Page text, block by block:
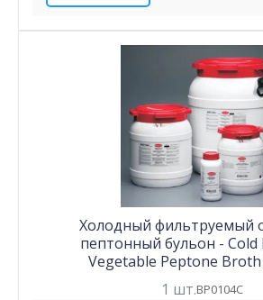
Холодный фильтруемый
пептонный бульон - Cold
Vegetable Peptone Broth
1 шт.BP0104C